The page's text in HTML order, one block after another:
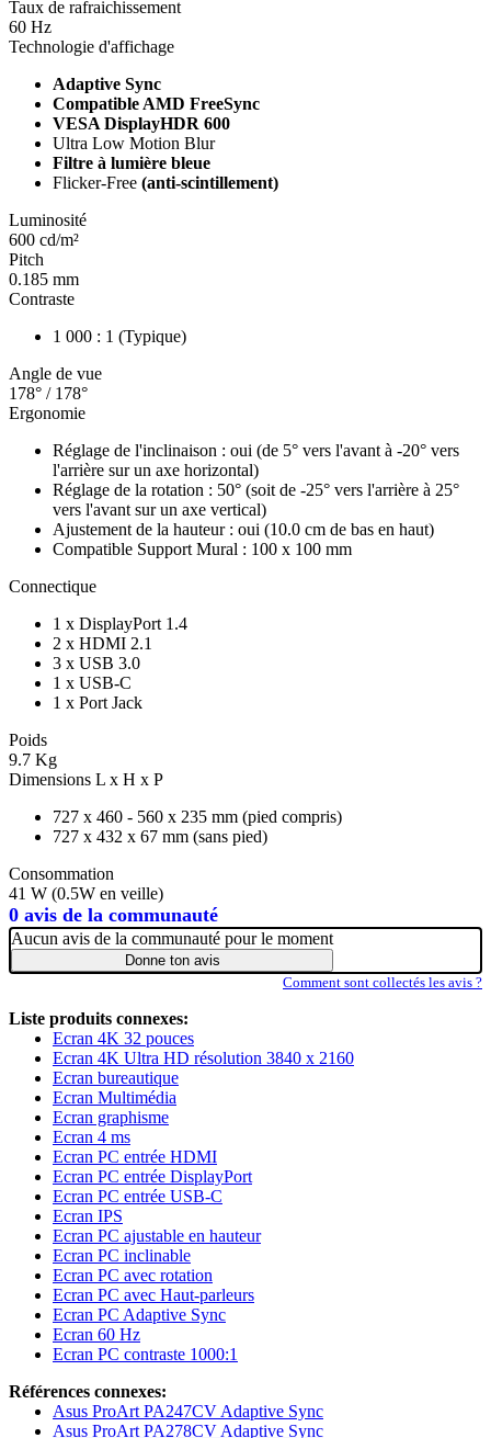
0 avis de la communauté
Taux de rafraichissement
60 Hz
Technologie d'affichage
Adaptive Sync
Compatible AMD FreeSync
VESA DisplayHDR 600
Ultra Low Motion Blur
Filtre à lumière bleue
Flicker-Free (anti-scintillement)
Luminosité
600 cd/m²
Pitch
0.185 mm
Contraste
1 000 : 1 (Typique)
Angle de vue
178° / 178°
Ergonomie
Réglage de l'inclinaison : oui (de 5° vers l'avant à -20° vers
l'arrière sur un axe horizontal)
Réglage de la rotation : 50° (soit de -25° vers l'arrière à 25°
vers l'avant sur un axe vertical)
Ajustement de la hauteur : oui (10.0 cm de bas en haut)
Compatible Support Mural : 100 x 100 mm
Connectique
1 x DisplayPort 1.4
2 x HDMI 2.1
3 x USB 3.0
1 x USB-C
1 x Port Jack
Poids
9.7 Kg
Dimensions L x H x P
727 x 460 - 560 x 235 mm (pied compris)
727 x 432 x 67 mm (sans pied)
Consommation
41 W (0.5W en veille)
Aucun avis de la communauté pour le moment
Donne ton avis
Comment sont collectés les avis ?
Liste produits connexes:
Ecran 4K 32 pouces
Ecran 4K Ultra HD résolution 3840 x 2160
Ecran bureautique
Ecran Multimédia
Ecran graphisme
Ecran 4 ms
Ecran PC entrée HDMI
Ecran PC entrée DisplayPort
Ecran PC entrée USB-C
Ecran IPS
Ecran PC ajustable en hauteur
Ecran PC inclinable
Ecran PC avec rotation
Ecran PC avec Haut-parleurs
Ecran PC Adaptive Sync
Ecran 60 Hz
Ecran PC contraste 1000:1
Références connexes:
Asus ProArt PA247CV Adaptive Sync
Asus ProArt PA278CV Adaptive Sync